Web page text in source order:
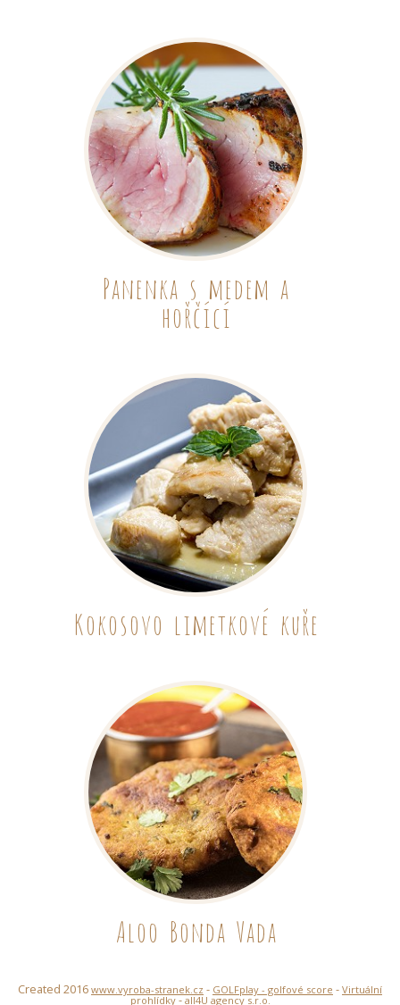
Panenka s medem a
hořčící
Kokosovo limetkové kuře
Aloo Bonda Vada
Created 2016 www.vyroba-stranek.cz - GOLFplay - golfové score - Virtuální
prohlídky-all4U agency s.r.o.